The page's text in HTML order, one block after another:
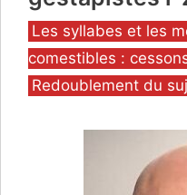
Catégories
Les syllabes et les
comestibles :
Redoublement du